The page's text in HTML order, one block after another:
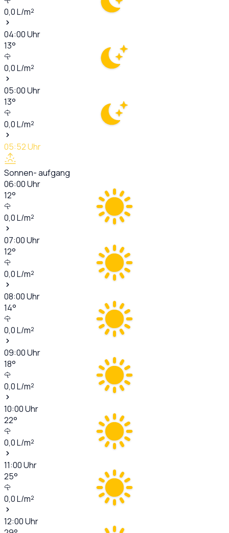
0,0L/m²
04:00Uhr
13°
0,0L/m²
05:00Uhr
13°
0,0L/m²
05:52Uhr
Sonnen- aufgang
06:00Uhr
12°
0,0L/m²
07:00Uhr
12°
0,0L/m²
08:00Uhr
14°
0,0L/m²
09:00Uhr
18°
0,0L/m²
10:00Uhr
22°
0,0L/m²
11:00Uhr
25°
0,0L/m²
12:00Uhr